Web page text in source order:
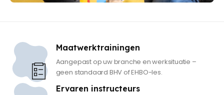
Maatwerktrainingen
Aangepast op uw branche en werksituatie –
geen standaard BHV of EHBO-les.
Ervaren instructeurs